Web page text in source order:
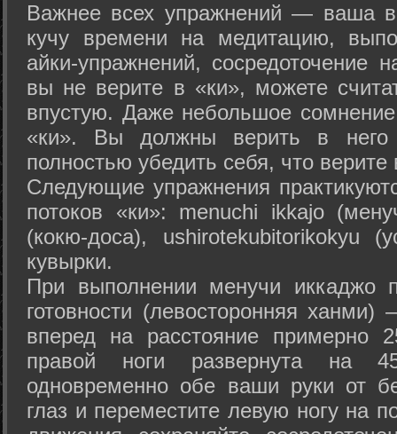
Важнее всех упражнений — ваша
кучу времени на медитацию,
айки-упражнений, сосредоточение
вы не верите в «ки», можете
впустую. Даже небольшое сомнение
«ки». Вы должны верить в
полностью убедить себя, что верите
Следующие упражнения
потоков «ки»: menuchi ikkajo
(кокю-доса), ushiro­tekubitori­kokyu
кувырки.
При выполнении менучи иккаджо
готовности (левосторонняя
вперед на расстояние примерно
правой ноги развернута на
одновременно обе ваши руки от
глаз и переместите левую ногу на